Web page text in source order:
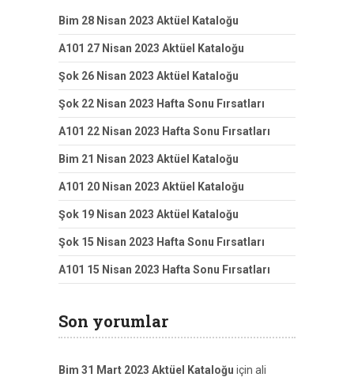
Bim 28 Nisan 2023 Aktüel Kataloğu
A101 27 Nisan 2023 Aktüel Kataloğu
Şok 26 Nisan 2023 Aktüel Kataloğu
Şok 22 Nisan 2023 Hafta Sonu Fırsatları
A101 22 Nisan 2023 Hafta Sonu Fırsatları
Bim 21 Nisan 2023 Aktüel Kataloğu
A101 20 Nisan 2023 Aktüel Kataloğu
Şok 19 Nisan 2023 Aktüel Kataloğu
Şok 15 Nisan 2023 Hafta Sonu Fırsatları
A101 15 Nisan 2023 Hafta Sonu Fırsatları
Son yorumlar
Bim 31 Mart 2023 Aktüel Kataloğu için ali